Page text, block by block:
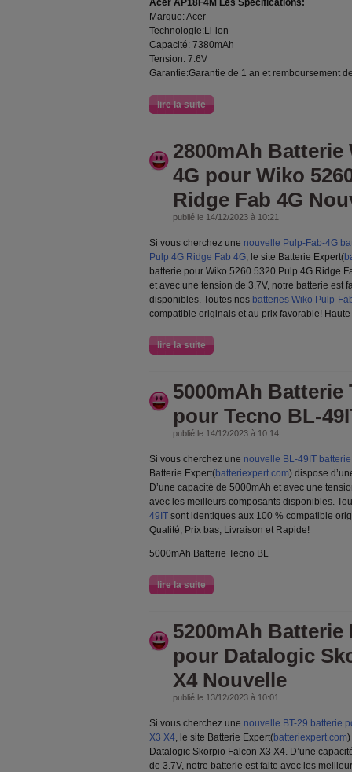
Acer AP18F4M Les Spécifications:
Marque: Acer
Technologie:Li-ion
Capacité: 7380mAh
Tension: 7.6V
Garantie:Garantie de 1 an et remboursement
lire la suite
2800mAh
4G pour Wiko
Ridge Fab 4G
publié le 14/12/2023 à 10:21
Si vous cherchez une nouvelle Pulp-Fab-4G
Pulp 4G Ridge Fab 4G, le site Batterie Expert(
batterie pour Wiko 5260 5320 Pulp 4G Ridge
et avec une tension de 3.7V, notre batterie est
disponibles. Toutes nos batteries Wiko Pulp-
compatible originals et au prix favorable!
lire la suite
5000mAh Batterie
pour Tecno BL-
publié le 14/12/2023 à 10:14
Si vous cherchez une nouvelle BL-49IT
Batterie Expert(batteriexpert.com) dispose
D’une capacité de 5000mAh et avec une
avec les meilleurs composants disponibles.
49IT sont identiques aux 100 % compatible
Qualité, Prix bas, Livraison et Rapide!
5000mAh Batterie Tecno BL
lire la suite
5200mAh Batterie
pour Datalogic
X4 Nouvelle
publié le 13/12/2023 à 10:01
Si vous cherchez une nouvelle BT-29 batterie
X3 X4, le site Batterie Expert(batteriexpert.com)
Datalogic Skorpio Falcon X3 X4. D’une
de 3.7V, notre batterie est faite avec les